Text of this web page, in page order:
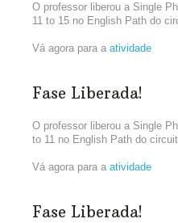
O professor liberou a Single
11 to 15 no English Path do
Vá agora para a atividade
Fase Liberada!
O professor liberou a Single
to 11 no English Path do
Vá agora para a atividade
Fase Liberada!